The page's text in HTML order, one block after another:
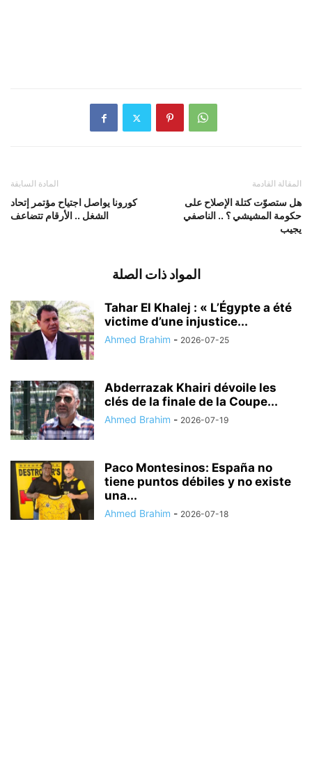
المادة السابقة
كورونا يواصل اجتياح مؤتمر إتحاد
الشغل .. الأرقام تتضاعف
المقالة القادمة
هل ستصوّت كتلة الإصلاح على
حكومة المشيشي ؟ .. الناصفي
يجيب
المواد ذات الصلة
Tahar El Khalej : « L’Égypte a été
victime d’une injustice...
Ahmed Brahim - 2026-07-25
Abderrazak Khairi dévoile les
clés de la finale de la Coupe...
Ahmed Brahim - 2026-07-19
Paco Montesinos: España no
tiene puntos débiles y no existe
una...
Ahmed Brahim - 2026-07-18